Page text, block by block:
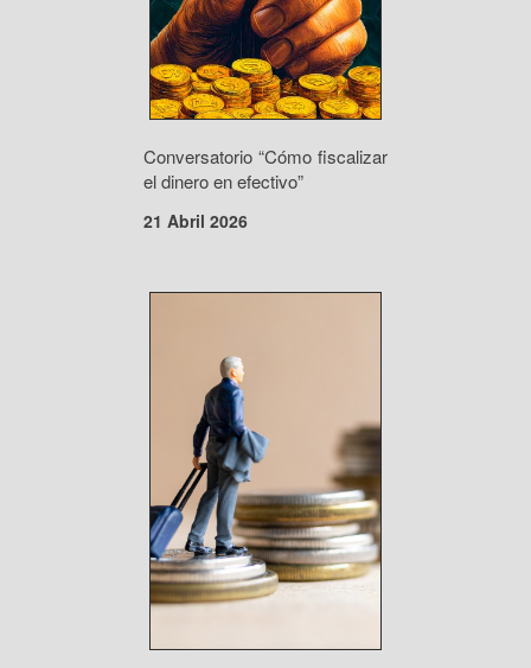
Conversatorio “Cómo fiscalizar
el dinero en efectivo”
21 Abril 2026